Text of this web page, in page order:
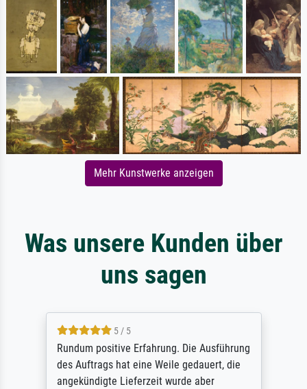
Mehr Kunstwerke anzeigen
Was unsere Kunden über
uns sagen
5 / 5
Rundum positive Erfahrung. Die Ausführung
des Auftrags hat eine Weile gedauert, die
angekündigte Lieferzeit wurde aber